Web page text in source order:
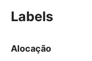
Labels
Alocação